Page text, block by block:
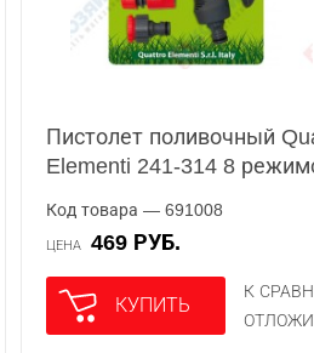
Пистолет поливочный
Elementi 241-314 8
Код товара — 691008
ЦЕНА 469 РУБ.
КУПИТЬ
К